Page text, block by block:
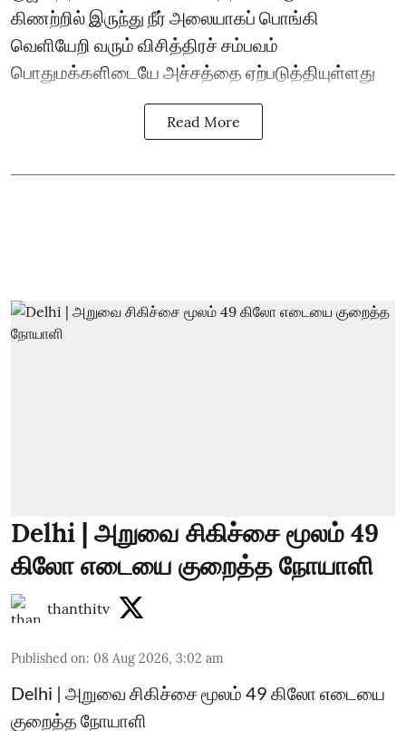
கிணற்றில் இருந்து நீர் அலையாகப் பொங்கி
வெளியேறி வரும் விசித்திரச் சம்பவம்
பொதுமக்களிடையே அச்சத்தை ஏற்படுத்தியுள்ளது
Read More
Delhi | அறுவை சிகிச்சை மூலம் 49
கிலோ எடையை குறைத்த நோயாளி
thanthitv
Published on: 08 Aug 2026, 3:02 am
Delhi | அறுவை சிகிச்சை மூலம் 49 கிலோ எடையை
குறைத்த நோயாளி